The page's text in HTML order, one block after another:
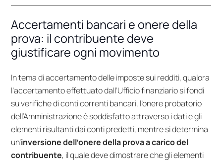
Accertamenti bancari e onere della
prova: il contribuente deve
giustificare ogni movimento
In tema di accertamento delle imposte sui redditi, qualora
l’accertamento effettuato dall’Ufficio finanziario si fondi
su verifiche di conti correnti bancari, l’onere probatorio
dell’Amministrazione è soddisfatto attraverso i dati e gli
elementi risultanti dai conti predetti, mentre si determina
un’inversione dell’onere della prova a carico del
contribuente, il quale deve dimostrare che gli elementi